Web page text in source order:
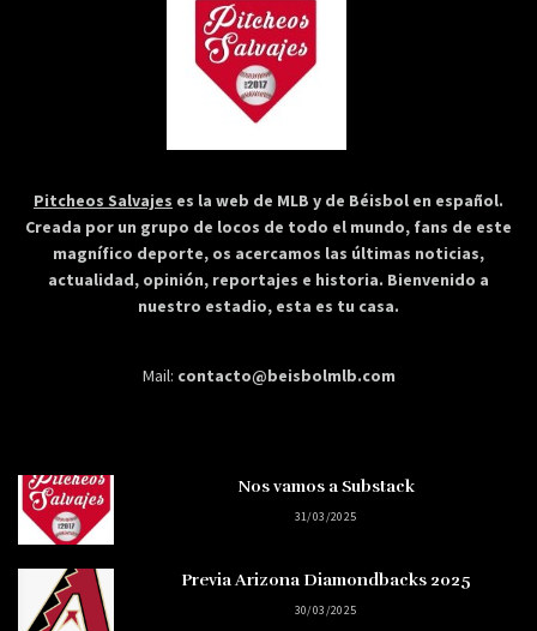
Pitcheos Salvajes es la web de MLB y de Béisbol en español.
Creada por un grupo de locos de todo el mundo, fans de este
magnífico deporte, os acercamos las últimas noticias,
actualidad, opinión, reportajes e historia. Bienvenido a
nuestro estadio, esta es tu casa.
Mail: contacto@beisbolmlb.com
Nos vamos a Substack
31/03/2025
Previa Arizona Diamondbacks 2025
30/03/2025